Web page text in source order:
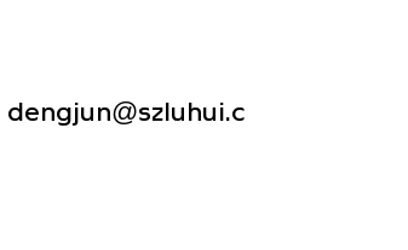
dengjun@szluhui.c